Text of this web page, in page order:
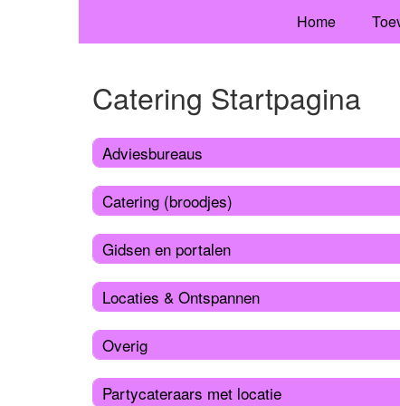
Home
Catering Startpagina
Adviesbureaus
Catering (broodjes)
Gidsen en portalen
Locaties & Ontspannen
Overig
Partycateraars met locatie